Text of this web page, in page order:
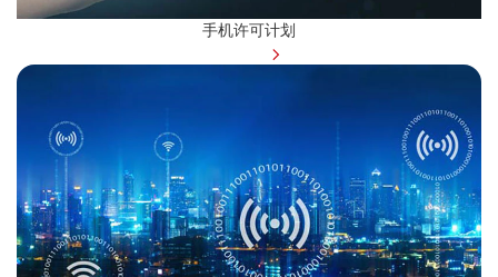
手机许可计划